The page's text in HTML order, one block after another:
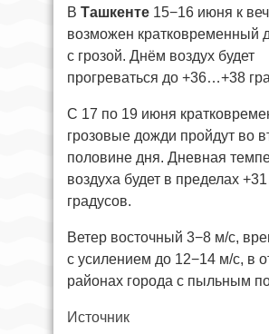
В Ташкенте 15−16 июня к
возможен кратковременный
с грозой. Днём воздух будет
прогреваться до +36…+38
С 17 по 19 июня
грозовые дожди пройдут во
половине дня. Дневная
воздуха будет в пределах
градусов.
Ветер восточный 3−8 м/с,
с усилением до 12−14 м/с, в
районах города с пыльным
Источник